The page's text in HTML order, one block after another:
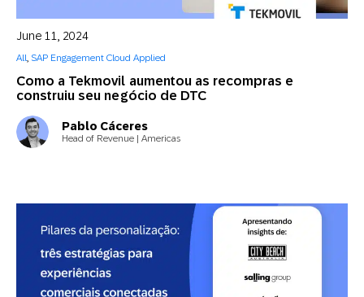
Como a Tekmovil aumentou as recompras e
construiu seu negócio de DTC
June 11, 2024
All, SAP Engagement Cloud Applied
Pablo Cáceres
Head of Revenue | Americas